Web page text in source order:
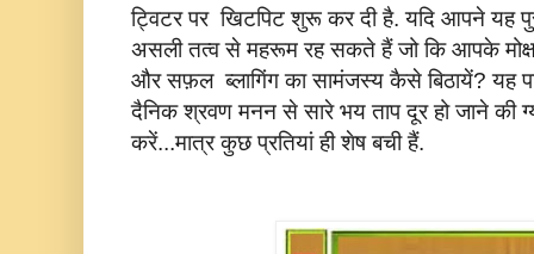
ट्विटर पर खिटपिट शुरू कर दी है. यदि आपने यह
असली तत्व से महरूम रह सकते हैं जो कि आपके
और सफ़ल ब्लागिंग का सामंजस्य कैसे बिठायें? यह
दैनिक श्रवण मनन से सारे भय ताप दूर हो जाने की
करें...मात्र कुछ प्रतियां ही शेष बची हैं.